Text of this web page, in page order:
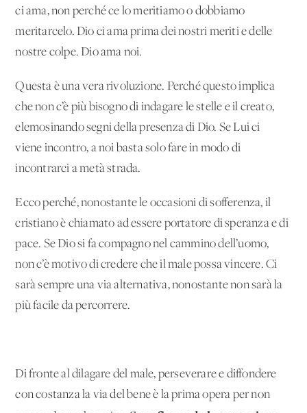
ci ama, non perché ce lo meritiamo o dobbiamo
meritarcelo. Dio ci ama prima dei nostri meriti e delle
nostre colpe. Dio ama noi.
Questa è una vera rivoluzione. Perché questo implica
che non c’è più bisogno di indagare le stelle e il creato,
elemosinando segni della presenza di Dio. Se Lui ci
viene incontro, a noi basta solo fare in modo di
incontrarci a metà strada.
Ecco perché, nonostante le occasioni di sofferenza, il
cristiano è chiamato ad essere portatore di speranza e di
pace. Se Dio si fa compagno nel cammino dell’uomo,
non c’è motivo di credere che il male possa vincere. Ci
sarà sempre una via alternativa, nonostante non sarà la
più facile da percorrere.
Di fronte al dilagare del male, perseverare e diffondere
con costanza la via del bene è la prima opera per non